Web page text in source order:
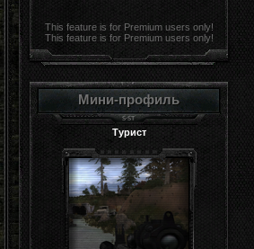
This feature is for Premium users only!
This feature is for Premium users only!
Мини-профиль
Турист